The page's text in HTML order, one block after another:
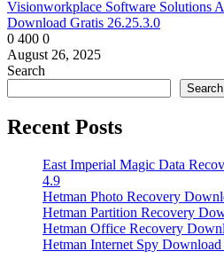
Visionworkplace Software Solutions
Download Gratis 26.25.3.0
0 400 0
August 26, 2025
Search
Search
Recent Posts
East Imperial Magic Data
4.9
Hetman Photo Recovery
Hetman Partition Recovery
Hetman Office Recovery
Hetman Internet Spy